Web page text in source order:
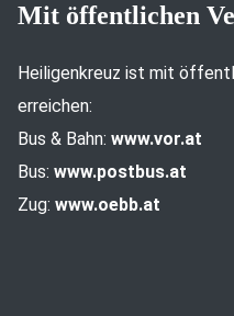
Mit öffentlichen
Heiligenkreuz ist mit
erreichen:
Bus & Bahn: www.vor.at
Bus: www.postbus.at
Zug: www.oebb.at